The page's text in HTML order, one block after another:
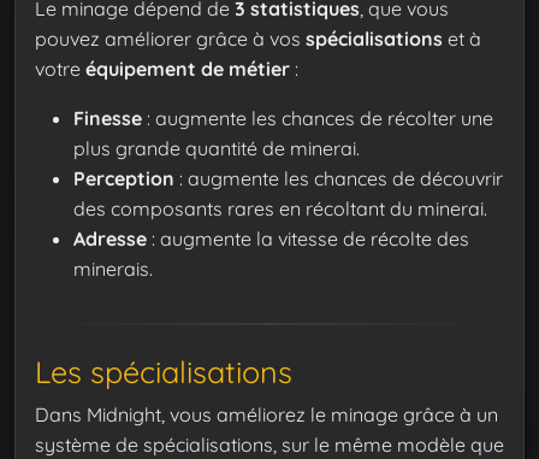
Le minage dépend de 3 statistiques, que vous
pouvez améliorer grâce à vos spécialisations et à
votre équipement de métier :
Finesse : augmente les chances de récolter une
plus grande quantité de minerai.
Perception : augmente les chances de découvrir
des composants rares en récoltant du minerai.
Adresse : augmente la vitesse de récolte des
minerais.
Les spécialisations
Dans Midnight, vous améliorez le minage grâce à un
système de spécialisations, sur le même modèle que